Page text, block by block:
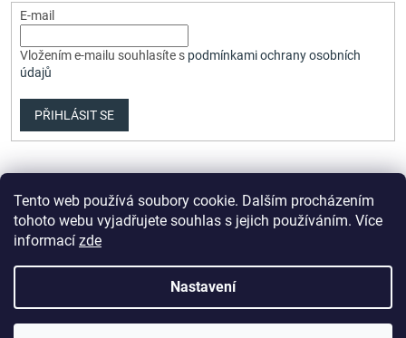
Tento web používá soubory cookie. Dalším procházením
tohoto webu vyjadřujete souhlas s jejich používáním. Více
informací zde
Nastavení
E-mail
Vložením e-mailu souhlasíte s podmínkami ochrany osobních
údajů
PŘIHLÁSIT SE